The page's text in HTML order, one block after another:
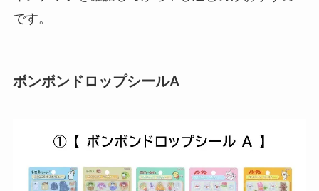
です。
ボンボンドロップシールA